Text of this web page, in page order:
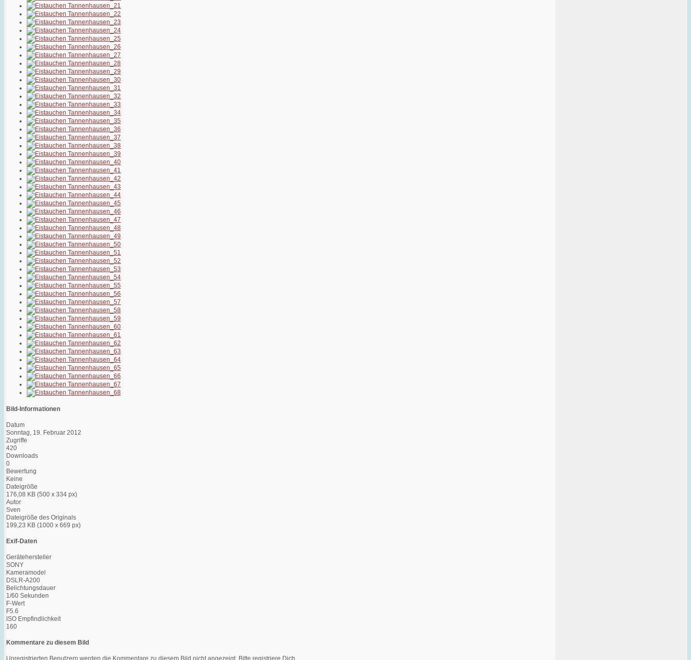
Bild-Informationen
Datum
Sonntag, 19. Februar 2012
Zugriffe
420
Downloads
0
Bewertung
Keine
Dateigröße
176,08 KB (500 x 334 px)
Autor
Sven
Dateigröße des Originals
199,23 KB (1000 x 669 px)
Exif-Daten
Gerätehersteller
SONY
Kameramodel
DSLR-A200
Belichtungsdauer
1/60 Sekunden
F-Wert
F5.6
ISO Empfindlichkeit
160
Kommentare zu diesem Bild
Unregistrierten Benutzern werden die Kommentare zu diesem Bild nicht angezeigt. Bitte registriere Dich...